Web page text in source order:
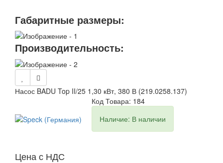
Габаритные размеры:
Производительность:
Насос BADU Top II/25 1,30 кВт, 380 В (219.0258.137)
Код Товара: 184
Наличие: В наличии
Цена с НДС